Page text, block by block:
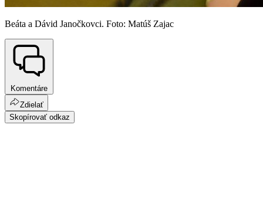
Beáta a Dávid Janočkovci. Foto: Matúš Zajac
Komentáre
Zdielať
Skopírovať odkaz